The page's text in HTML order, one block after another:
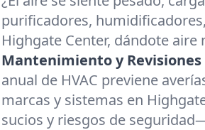
purificadores,
Highgate Center, dándote aire
Mantenimiento y
anual de HVAC previene
marcas y sistemas en
sucios y riesgos de